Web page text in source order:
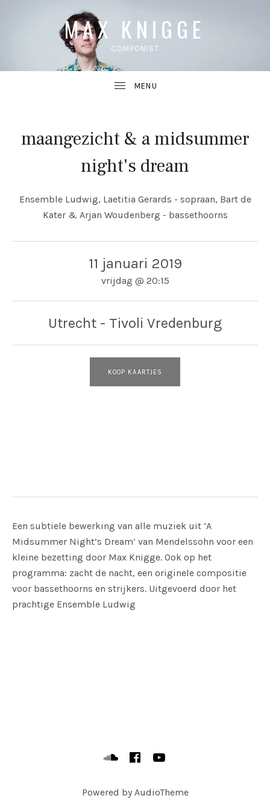
MAX KNIGGE
COMPONIST
maangezicht & a midsummer
night's dream
Ensemble Ludwig, Laetitia Gerards - sopraan, Bart de
Kater & Arjan Woudenberg - bassethoorns
11 januari 2019
vrijdag @ 20:15
Utrecht - Tivoli Vredenburg
KOOP KAARTJES
Een subtiele bewerking van alle muziek uit ‘A
Midsummer Night’s Dream’ van Mendelssohn voor een
kleine bezetting door Max Knigge. Ook op het
programma: zacht de nacht, een originele compositie
voor bassethoorns en strijkers. Uitgevoerd door het
prachtige Ensemble Ludwig
SOCIAL MEDIA PROFILES
Soundcloud
Facebook
Powered by AudioTheme